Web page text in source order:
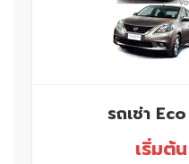
รถเช่า
เริ่มต้